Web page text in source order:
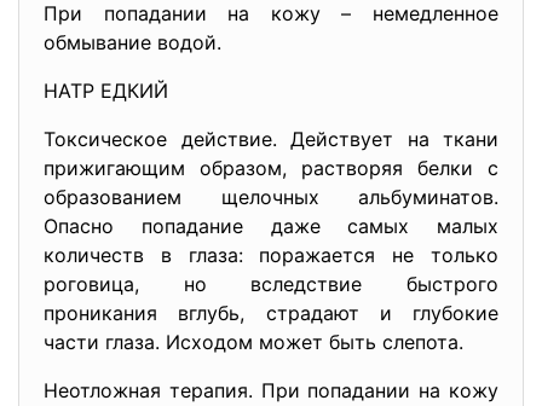
При попадании на кожу – немедленное
обмывание водой.
НАТР ЕДКИЙ
Токсическое действие. Действует на ткани
прижигающим образом, растворяя белки с
образованием щелочных альбуминатов.
Опасно попадание даже самых малых
количеств в глаза: поражается не только
роговица, но вследствие быстрого
проникания вглубь, страдают и глубокие
части глаза. Исходом может быть слепота.
Неотложная терапия. При попадании на кожу